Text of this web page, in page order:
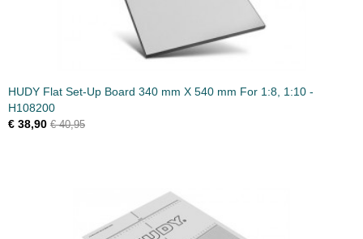
HUDY Flat Set-Up Board 340 mm X 540 mm For 1:8, 1:10 -
H108200
€ 38,90 € 40,95